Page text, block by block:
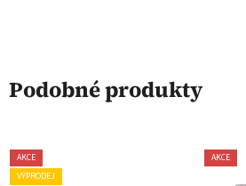
Podobné produkty
AKCE
VÝPRODEJ
AKCE